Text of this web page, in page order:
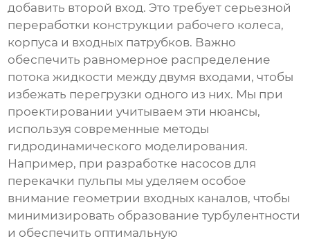
добавить второй вход. Это требует серьезной
переработки конструкции рабочего колеса,
корпуса и входных патрубков. Важно
обеспечить равномерное распределение
потока жидкости между двумя входами, чтобы
избежать перегрузки одного из них. Мы при
проектировании учитываем эти нюансы,
используя современные методы
гидродинамического моделирования.
Например, при разработке насосов для
перекачки пульпы мы уделяем особое
внимание геометрии входных каналов, чтобы
минимизировать образование турбулентности
и обеспечить оптимальную